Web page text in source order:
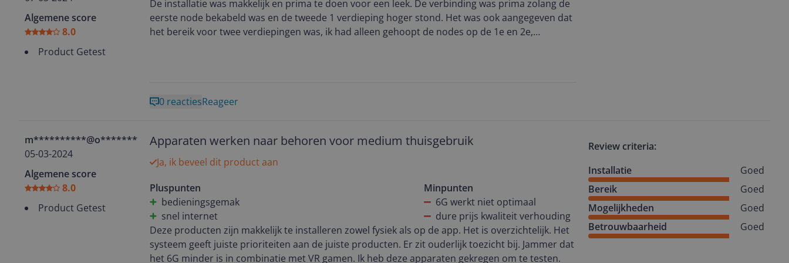
die ons digitale leven op aangename wijze heeft verrijkt.
Algemene score
8.0
Product Getest
De installatie was makkelijk en prima te doen voor een leek. De verbinding was prima zolang de
eerste node bekabeld was en de tweede 1 verdieping hoger stond. Het was ook aangegeven dat
het bereik voor twee verdiepingen was, ik had alleen gehoopt de nodes op de 1e en 2e,
0 reactiesReageer
m**********@o**********
05-03-2024
Algemene score
8.0
Product Getest
Apparaten werken naar behoren voor medium thuisgebruik
Deze producten zijn makkelijk te installeren zowel fysiek als op de app. Het is overzichtelijk. Het
systeem geeft juiste prioriteiten aan de juiste producten. Er zit ouderlijk toezicht bij. Jammer dat
het 6G minder is in combinatie met VR gamen. Ik heb deze apparaten gekregen om te testen.
Pluspunten
bedieningsgemak
snel internet
Minpunten
6G werkt niet optimaal
dure prijs kwaliteit verhouding
Ja, ik beveel dit product aan
Review criteria:
Installatie
Goed
Bereik
Goed
Mogelijkheden
Goed
Betrouwbaarheid
Goed